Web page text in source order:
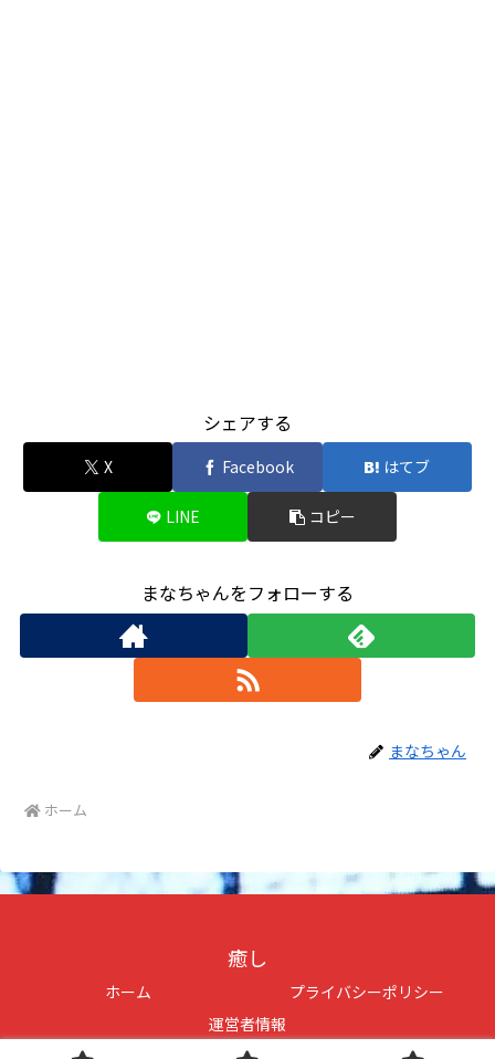
シェアする
X Facebook はてブ
LINE コピー
まなちゃんをフォローする
まなちゃん
ホーム
癒し
ホーム
プライバシーポリシー
運営者情報